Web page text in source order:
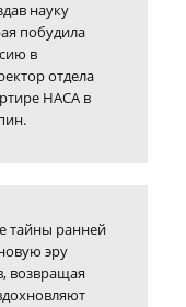
науку
побудила
в
отдела
НАСА в
тайны ранней
эру
возвращая